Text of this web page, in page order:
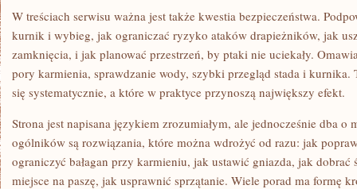
W treściach serwisu ważna jest także kwestia bezpieczeństwa.
kurnik i wybieg, jak ograniczać ryzyko ataków drapieżników, jak
zamknięcia, i jak planować przestrzeń, by ptaki nie uciekały.
pory karmienia, sprawdzanie wody, szybki przegląd stada i kurnika.
się systematycznie, a które w praktyce przynoszą największy efekt.
Strona jest napisana językiem zrozumiałym, ale jednocześnie dba
ogólników są rozwiązania, które można wdrożyć od razu: jak
ograniczyć bałagan przy karmieniu, jak ustawić gniazda, jak dobrać
miejsce na paszę, jak usprawnić sprzątanie. Wiele porad ma formę